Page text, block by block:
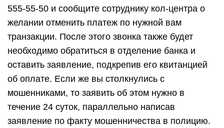
555-55-50 и сообщите сотруднику кол-центра о
желании отменить платеж по нужной вам
транзакции. После этого звонка также будет
необходимо обратиться в отделение банка и
оставить заявление, подкрепив его квитанцией
об оплате. Если же вы столкнулись с
мошенниками, то заявить об этом нужно в
течение 24 суток, параллельно написав
заявление по факту мошенничества в полицию.